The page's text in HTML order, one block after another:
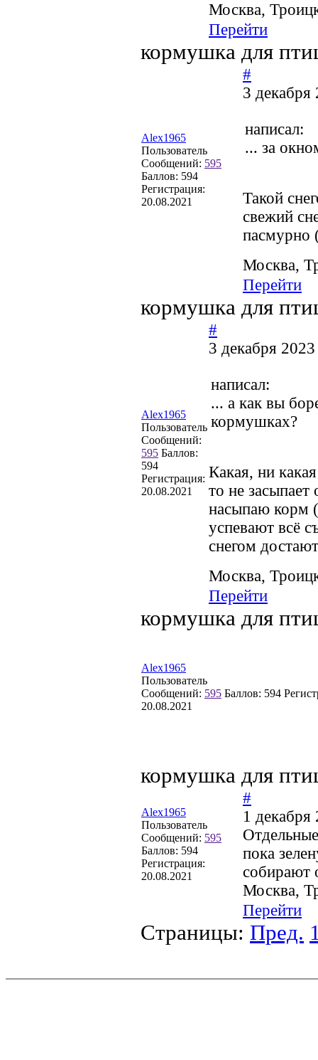
Москва,
Перейти
кормушка для
Alex1965
Пользователь
Сообщений: 595
Баллов: 594
Регистрация:
20.08.2021
#
3
написал:
... за
Такой
свежий
пасмурно
Москва,
Перейти
кормушка для
Alex1965
Пользователь
Сообщений:
595 Баллов:
594
Регистрация:
20.08.2021
#
3 декабря
написал:
... а как вы
кормушках?
Какая, ни
то не
насыпаю корм
успевают всё
снегом
Москва,
Перейти
кормушка для
Alex1965
Пользователь
Сообщений: 595 Баллов: 594
20.08.2021
кормушка для
Alex1965
Пользователь
Сообщений: 595
Баллов: 594
Регистрация:
20.08.2021
#
1
пока
собирают
Москва,
Перейти
Страницы: Пред.